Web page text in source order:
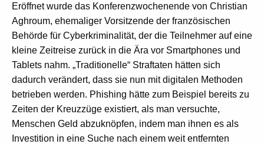
Eröffnet wurde das Konferenzwochenende von Christian
Aghroum, ehemaliger Vorsitzende der französischen
Behörde für Cyberkriminalität, der die Teilnehmer auf eine
kleine Zeitreise zurück in die Ära vor Smartphones und
Tablets nahm. „Traditionelle“ Straftaten hätten sich
dadurch verändert, dass sie nun mit digitalen Methoden
betrieben werden. Phishing hätte zum Beispiel bereits zu
Zeiten der Kreuzzüge existiert, als man versuchte,
Menschen Geld abzuknöpfen, indem man ihnen es als
Investition in eine Suche nach einem weit entfernten